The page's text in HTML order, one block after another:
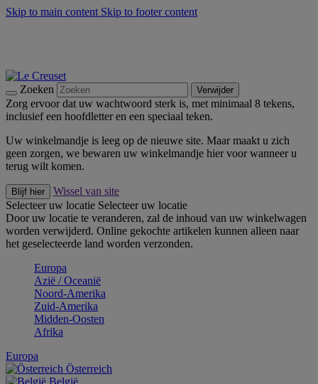
Skip to main content Skip to footer content
Zoeken Verwijder
Zorg ervoor dat uw wachtwoord sterk is, met minimaal 8 tekens,
inclusief een hoofdletter en een speciaal teken.
Uw winkelmandje is leeg op de nieuwe site. Maar maakt u zich
geen zorgen, we bewaren uw winkelmandje hier voor wanneer u
terug wilt komen.
Blijf hier
Wissel van site
Selecteer uw locatie Selecteer uw locatie
Door uw locatie te veranderen, zal de inhoud van uw winkelwagen
worden verwijderd. Online gekochte artikelen kunnen alleen naar
het geselecteerde land worden verzonden.
Europa
Aziё / Oceaniё
Noord-Amerika
Zuid-Amerika
Midden-Oosten
Afrika
Europa
Österreich
België